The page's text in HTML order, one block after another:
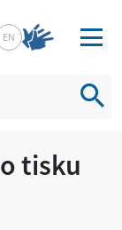
EN
tisku